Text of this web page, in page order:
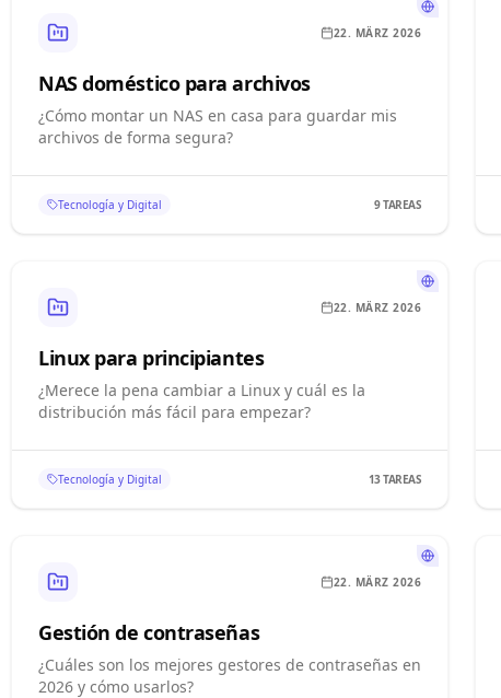
22. MÄRZ 2026
NAS doméstico para archivos
¿Cómo montar un NAS en casa para guardar mis
archivos de forma segura?
Tecnología y Digital 9TAREAS
22. MÄRZ 2026
Linux para principiantes
¿Merece la pena cambiar a Linux y cuál es la
distribución más fácil para empezar?
Tecnología y Digital 13TAREAS
22. MÄRZ 2026
Gestión de contraseñas
¿Cuáles son los mejores gestores de contraseñas en
2026 y cómo usarlos?